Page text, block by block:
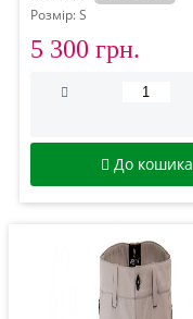
Розмір: S
5 300 грн.
До кошика